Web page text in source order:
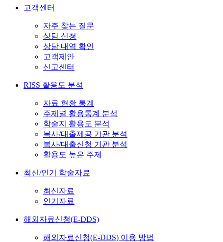
고객센터
자주 찾는 질문
상담 신청
상담 내역 확인
고객제안
신고센터
RISS 활용도 분석
자료 현황 통계
주제별 활용통계 분석
학술지 활용도 분석
복사/대출제공 기관 분석
복사/대출신청 기관 분석
활용도 높은 주제
최신/인기 학술자료
최신자료
인기자료
해외자료신청(E-DDS)
해외자료신청(E-DDS) 이용 방법